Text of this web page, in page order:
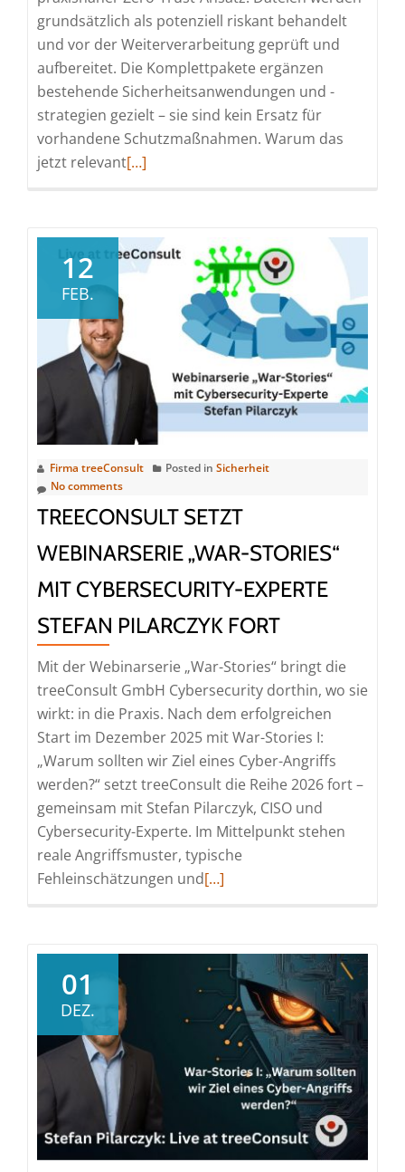
grundsätzlich als potenziell riskant behandelt
und vor der Weiterverarbeitung geprüft und
aufbereitet. Die Komplettpakete ergänzen
bestehende Sicherheitsanwendungen und -
strategien gezielt – sie sind kein Ersatz für
vorhandene Schutzmaßnahmen. Warum das
jetzt relevantRead
bietet
bis
Komplettpakete
inkl.
Inbetriebnahme:
Trust
Security
OZG-
[…]
12
FEB.
Firma treeConsult Posted in Sicherheit
No comments
TREECONSULT SETZT
WEBINARSERIE „WAR-STORIES“
MIT CYBERSECURITY-EXPERTE
STEFAN PILARCZYK FORT
Mit der Webinarserie „War-Stories“ bringt die
treeConsult GmbH Cybersecurity dorthin, wo sie
wirkt: in die Praxis. Nach dem erfolgreichen
Start im Dezember 2025 mit War-Stories I:
„Warum sollten wir Ziel eines Cyber-Angriffs
werden?“ setzt treeConsult die Reihe 2026 fort –
gemeinsam mit Stefan Pilarczyk, CISO und
Cybersecurity-Experte. Im Mittelpunkt stehen
reale Angriffsmuster, typische
Fehleinschätzungen undRead
setzt
Webinarserie
„War-
Stories“
mit
Cybersecurity-
Experte
Stefan
Pilarczyk
[…]
01
DEZ.